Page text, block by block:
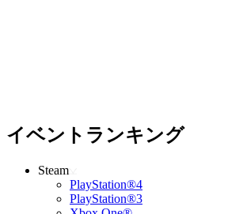
イベントランキング
Steam
PlayStation®4
PlayStation®3